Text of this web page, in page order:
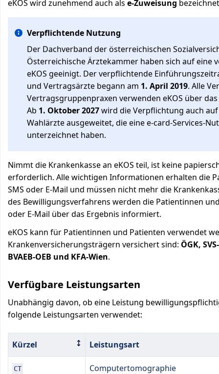
eKOS wird zunehmend auch als e-Zuweisung
Verpflichtende Nutzung
Der Dachverband der österreichischen
Österreichische Ärztekammer haben sich auf eine
eKOS geeinigt. Der verpflichtende
und Vertragsärzte begann am 1. April 2019. Alle
Vertragsgruppenpraxen verwenden eKOS über das
Ab 1. Oktober 2027wird die Verpflichtung auch
Wahlärzte ausgeweitet, die eine e-card-Services-
unterzeichnet haben.
Nimmt die Krankenkasse an eKOS teil, ist keine
erforderlich. Alle wichtigen Informationen erhalten die
SMS oder E-Mail und müssen nicht mehr die
des Bewilligungsverfahrens werden die Patientinnen
oder E-Mail über das Ergebnis informiert.
eKOS kann für Patientinnen und Patienten verwendet
Krankenversicherungsträgern versichert sind: ÖGK,
BVAEB-OEB und KFA-Wien.
Verfügbare Leistungsarten
Unabhängig davon, ob eine Leistung
folgende Leistungsarten verwendet:
Kürzel Leistungsart
CT Computertomographie